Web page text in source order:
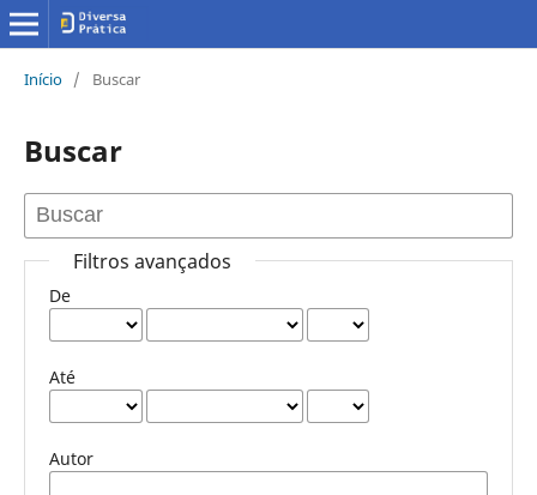
Início / Buscar
Buscar
Filtros avançados
De
Até
Autor